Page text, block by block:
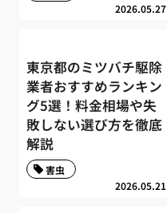
2026.05.27
東京都のミツバチ駆除
業者おすすめランキン
グ5選！料金相場や失
敗しない選び方を徹底
解説
2026.05.21
害虫